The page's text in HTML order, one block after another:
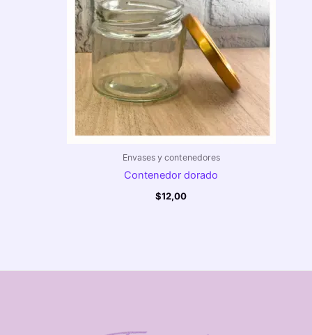
Envases y contenedores
Contenedor dorado
$12,00